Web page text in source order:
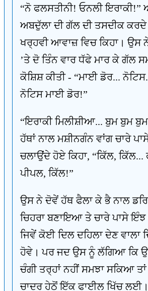
“ਨੋ ਫਲਸਤੀਨੀ! ਓਨਲੀ ਇਰਾਕੀ!”
ਅਬਦੁੱਲਾ ਦੀ ਗੱਲ ਦੀ ਤਸਦੀਕ ਕਰਦੇ
ਖਰ੍ਹਵੀ ਆਵਾਜ਼ ਵਿਚ ਕਿਹਾ। ਉਸ
’ਤੇ ਦੋ ਤਿੰਨ ਵਾਰ ਧੱਫੇ ਮਾਰ ਕੇ ਗੱਲ
ਕੋਸ਼ਿਸ਼ ਕੀਤੀ - “ਮਾਈ ਡੋਰ...
ਨੋਟਿਸ ਮਾਈ ਡੋਰ!”
“ਇਰਾਕੀ ਮਿਲੀਸ਼ੀਆ... ਬੁਮ ਬੁਮ
ਹੱਥਾਂ ਨਾਲ ਮਸ਼ੀਨਗੰਨ ਵਾਂਗ ਚਾਰੇ
ਚਲਾਉਂਦੇ ਹੋਏ ਕਿਹਾ, “ਕਿੱਲ, ਕਿੱਲ...
ਪੀਪਲ, ਕਿੱਲ!”
ਉਸ ਨੇ ਦੋਵੇਂ ਹੱਥ ਫੈਲਾ ਕੇ ਭੈ ਨਾਲ
ਚਿਹਰਾ ਬਣਾਇਆ ਤੇ ਚਾਰੇ ਪਾਸੇ
ਜਿਵੇਂ ਕੋਈ ਦਿਲ ਦਹਿਲਾ ਦੇਣ ਵਾਲਾ
ਹੋਵੇ। ਪਰ ਜਦ ਉਸ ਨੂੰ ਲੱਗਿਆ ਕਿ
ਚੰਗੀ ਤਰ੍ਹਾਂ ਨਹੀਂ ਸਮਝਾ ਸਕਿਆ
ਚਾਦਰ ਹੇਠੋਂ ਇੱਕ ਫਾਈਲ ਖਿੱਚ